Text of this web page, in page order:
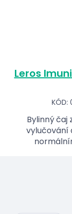
Leros
KÓD:
Bylinný čaj
vylučování